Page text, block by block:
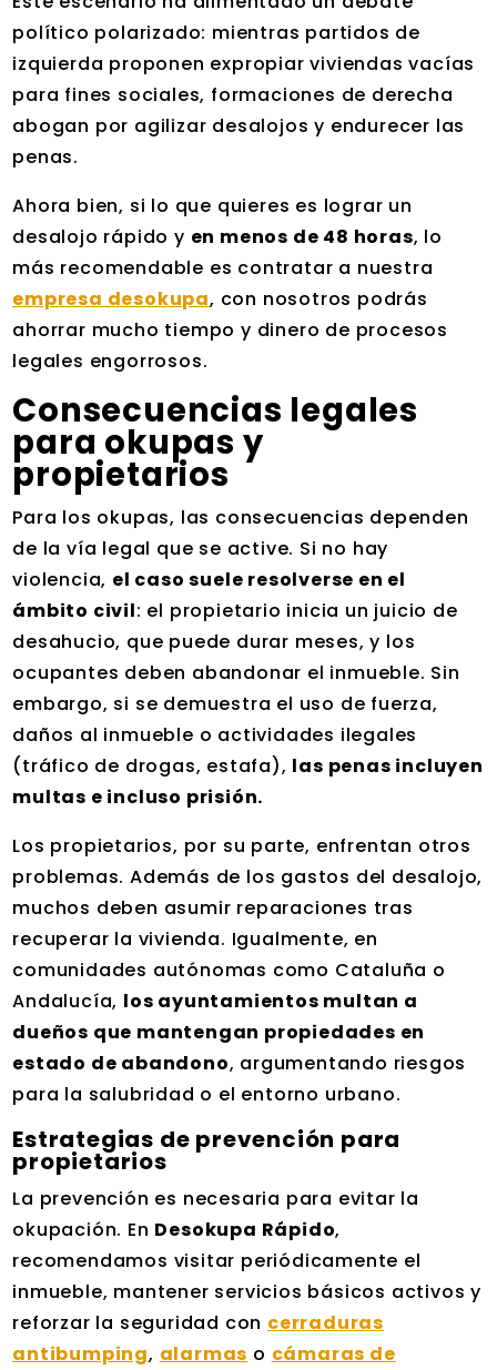
político polarizado: mientras partidos de
izquierda proponen expropiar viviendas vacías
para fines sociales, formaciones de derecha
abogan por agilizar desalojos y endurecer las
penas.
Ahora bien, si lo que quieres es lograr un
desalojo rápido y en menos de 48 horas, lo
más recomendable es contratar a nuestra
empresa desokupa, con nosotros podrás
ahorrar mucho tiempo y dinero de procesos
legales engorrosos.
Consecuencias legales
para okupas y
propietarios
Para los okupas, las consecuencias dependen
de la vía legal que se active. Si no hay
violencia, el caso suele resolverse en el
ámbito civil: el propietario inicia un juicio de
desahucio, que puede durar meses, y los
ocupantes deben abandonar el inmueble. Sin
embargo, si se demuestra el uso de fuerza,
daños al inmueble o actividades ilegales
(tráfico de drogas, estafa), las penas incluyen
multas e incluso prisión.
Los propietarios, por su parte, enfrentan otros
problemas. Además de los gastos del desalojo,
muchos deben asumir reparaciones tras
recuperar la vivienda. Igualmente, en
comunidades autónomas como Cataluña o
Andalucía, los ayuntamientos multan a
dueños que mantengan propiedades en
estado de abandono, argumentando riesgos
para la salubridad o el entorno urbano.
Estrategias de prevención para
propietarios
La prevención es necesaria para evitar la
okupación. En Desokupa Rápido,
recomendamos visitar periódicamente el
inmueble, mantener servicios básicos activos y
reforzar la seguridad con cerraduras
antibumping, alarmas o cámaras de